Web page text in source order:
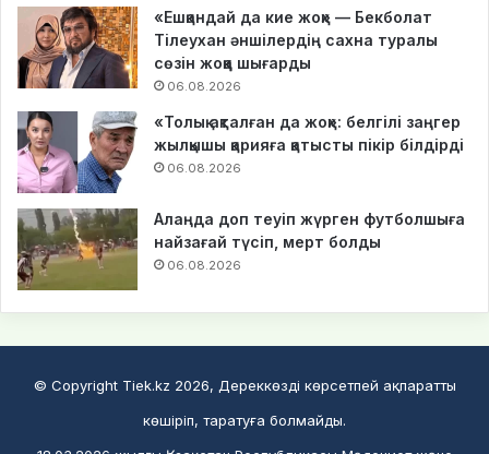
«Ешқандай да кие жоқ» — Бекболат
Тілеухан әншілердің сахна туралы
сөзін жоққа шығарды
06.08.2026
«Толық ақталған да жоқ»: белгілі заңгер
жылқышы қарияға қатысты пікір білдірді
06.08.2026
Алаңда доп теуіп жүрген футболшыға
найзағай түсіп, мерт болды
06.08.2026
© Copyright Tiek.kz 2026, Дереккөзді көрсетпей ақпаратты
көшіріп, таратуға болмайды.